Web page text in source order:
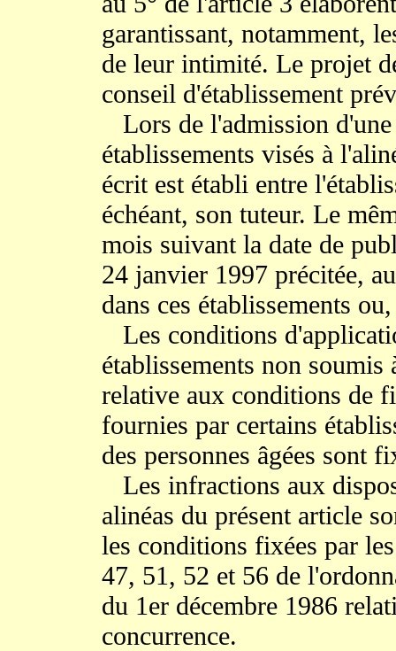
garantissant, notamment,
de leur intimité. Le projet
conseil d'établissement
Lors de l'admission d'une
établissements visés à
écrit est établi entre
échéant, son tuteur. Le
mois suivant la date de
24 janvier 1997 précitée,
dans ces établissements
Les conditions
établissements non
relative aux conditions de
fournies par certains
des personnes âgées sont
Les infractions aux
alinéas du présent article
les conditions fixées par
47, 51, 52 et 56 de
du 1er décembre 1986
concurrence.